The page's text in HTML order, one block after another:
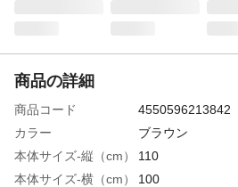
商品の詳細
商品コード
4550596213842
カラー
ブラウン
本体サイズ-縦（cm）
110
本体サイズ-横（cm）
100